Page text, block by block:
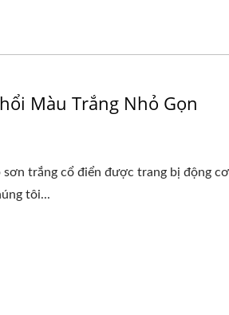
Màu Trắng Nhỏ Gọn
trắng cổ điển được trang bị động
tôi...